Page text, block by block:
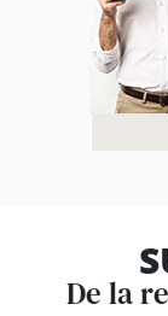
De la